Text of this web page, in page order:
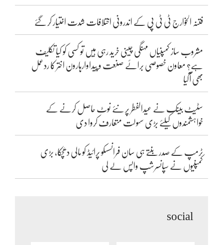
فتنہ الخوارج ٹی ٹی پی کے اندرونی اختلافات شدت اختیار کر گئے
مشروب ساز کمپنیاں مہنگی چینی خرید رہی ہیں تو کسی کو کیا تکلیف
ہے؟ معاون خصوصی برائے صنعت و پیداوارہارون اختر کا ردعمل
بھی آگیا
سٹیٹ بینک نے عیدالفطر پر نئے نوٹ حاصل کرنے کے
خواہشمندوں کیلئے بڑی سہولت متعارف کروا دی
ٹرمپ کے صدر بنتے ہی سان فرانسسکو پرائیڈ کو مالی دھچکا، بڑی
کمپنیوں نے سپانسرشپ واپس لے لی
social